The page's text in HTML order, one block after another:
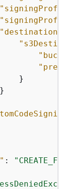
"destination"
}
: